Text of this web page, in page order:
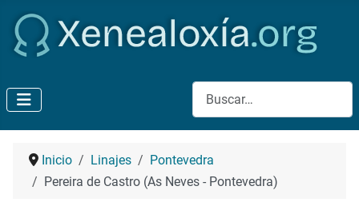
Buscar
Inicio Linajes
Pontevedra
Pereira de Castro (As Neves - Pontevedra)